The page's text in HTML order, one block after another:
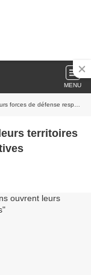
MENU
de défense respectives
territoires